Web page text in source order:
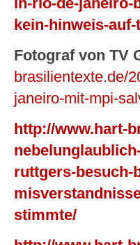
in-rio-de-janeiro-
kein-hinweis-
Fotograf von TV
brasilientexte.de/
janeiro-mit-mpi-
http://www.hart-
ruttgers-besuch-
stimmte/